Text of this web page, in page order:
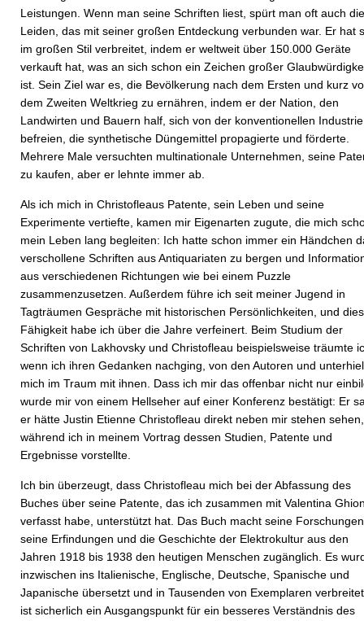
Leistungen. Wenn man seine Schriften liest, spürt man oft auch
Leiden, das mit seiner großen Entdeckung verbunden war. Er hat
im großen Stil verbreitet, indem er weltweit über 150.000 Geräte
verkauft hat, was an sich schon ein Zeichen großer
ist. Sein Ziel war es, die Bevölkerung nach dem Ersten und kurz
dem Zweiten Weltkrieg zu ernähren, indem er der Nation, den
Landwirten und Bauern half, sich von der konventionellen
befreien, die synthetische Düngemittel propagierte und förderte.
Mehrere Male versuchten multinationale Unternehmen, seine
zu kaufen, aber er lehnte immer ab.
Als ich mich in Christofleaus Patente, sein Leben und seine
Experimente vertiefte, kamen mir Eigenarten zugute, die mich
mein Leben lang begleiten: Ich hatte schon immer ein Händchen
verschollene Schriften aus Antiquariaten zu bergen und
aus verschiedenen Richtungen wie bei einem Puzzle
zusammenzusetzen. Außerdem führe ich seit meiner Jugend in
Tagträumen Gespräche mit historischen Persönlichkeiten, und
Fähigkeit habe ich über die Jahre verfeinert. Beim Studium der
Schriften von Lakhovsky und Christofleau beispielsweise träumte
wenn ich ihren Gedanken nachging, von den Autoren und
mich im Traum mit ihnen. Dass ich mir das offenbar nicht nur
wurde mir von einem Hellseher auf einer Konferenz bestätigt: Er
er hätte Justin Etienne Christofleau direkt neben mir stehen sehen,
während ich in meinem Vortrag dessen Studien, Patente und
Ergebnisse vorstellte.
Ich bin überzeugt, dass Christofleau mich bei der Abfassung des
Buches über seine Patente, das ich zusammen mit Valentina
verfasst habe, unterstützt hat. Das Buch macht seine
seine Erfindungen und die Geschichte der Elektrokultur aus den
Jahren 1918 bis 1938 den heutigen Menschen zugänglich. Es
inzwischen ins Italienische, Englische, Deutsche, Spanische und
Japanische übersetzt und in Tausenden von Exemplaren
ist sicherlich ein Ausgangspunkt für ein besseres Verständnis des